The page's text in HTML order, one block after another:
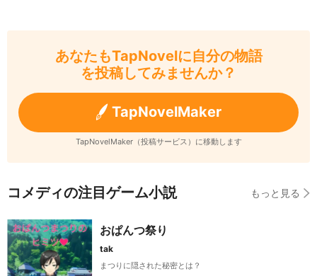
あなたもTapNovelに自分の物語
を投稿してみませんか？
TapNovelMaker
TapNovelMaker（投稿サービス）に移動します
コメディの注目ゲーム小説 もっと見る
おぱんつ祭り
tak
まつりに隠された秘密とは？